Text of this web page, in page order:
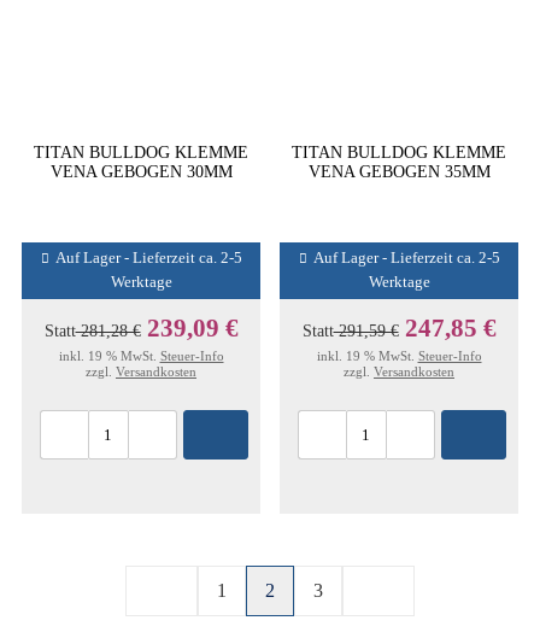
TITAN BULLDOG KLEMME
VENA GEBOGEN 30MM
Auf Lager - Lieferzeit ca. 2-5
Werktage
Statt281,28 € 239,09 €
inkl. 19 % MwSt. Steuer-Info
zzgl. Versandkosten
TITAN BULLDOG KLEMME
VENA GEBOGEN 35MM
Auf Lager - Lieferzeit ca. 2-5
Werktage
Statt291,59 € 247,85 €
inkl. 19 % MwSt. Steuer-Info
zzgl. Versandkosten
1 2 3